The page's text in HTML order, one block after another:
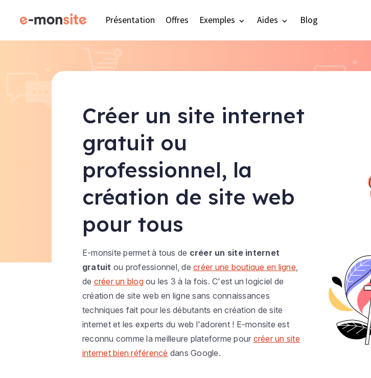
Présentation Offres Exemples Aides Blog
Créer un site internet
gratuit ou
professionnel, la
création de site web
pour tous
E-monsite permet à tous de créer un site internet
gratuit ou professionnel, decréer une boutique en ligne,
de créer un blogou les 3 à la fois. C'est un logiciel de
création de site web en ligne sans connaissances
techniques fait pour les débutants en création de site
internet et les experts du web l'adorent ! E-monsite est
reconnu comme la meilleure plateforme pour créer un site
internet bien référencé dans Google.